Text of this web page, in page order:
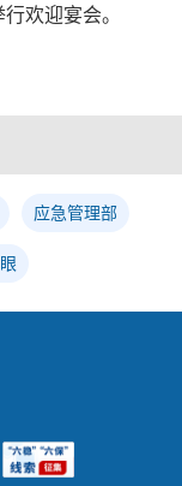
欢迎宴会。
应急管理部